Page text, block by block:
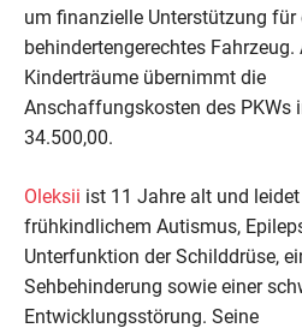
um finanzielle Unterstützung für
behindertengerechtes Fahrzeug.
Kinderträume übernimmt die
Anschaffungskosten des PKWs
34.500,00.
Oleksii ist 11 Jahre alt und
frühkindlichem Autismus,
Unterfunktion der Schilddrüse,
Sehbehinderung sowie einer
Entwicklungsstörung. Seine